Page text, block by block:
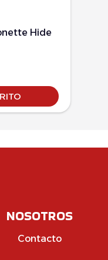
Hide
NOSOTROS
Contacto